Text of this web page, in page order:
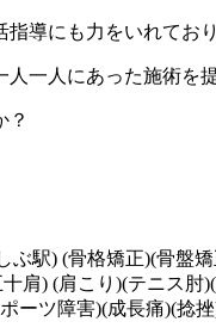
導にも力をいれており
一人にあった施術を
？
駅) (骨格矯正)(骨盤
) (肩こり)(テニス
ーツ障害)(成長痛)(捻